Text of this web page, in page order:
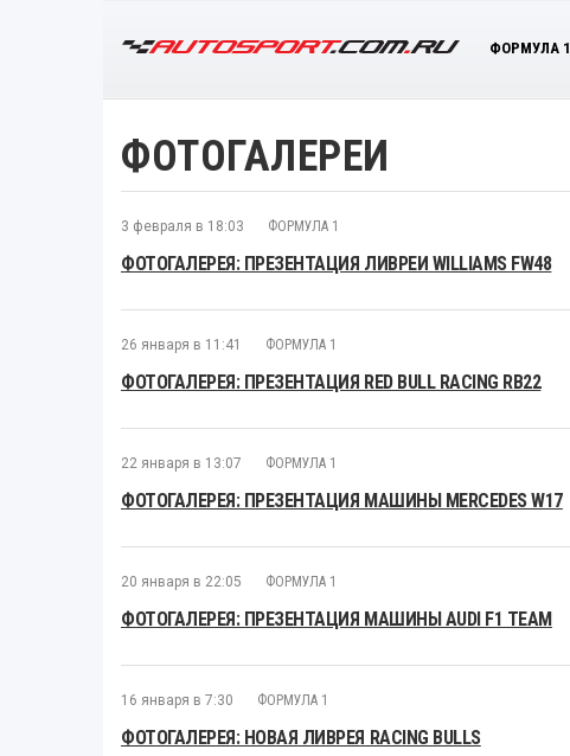
ФОРМУЛА 1
ФОТОГАЛЕРЕИ
3 февраля в 18:03 ФОРМУЛА 1
ФОТОГАЛЕРЕЯ: ПРЕЗЕНТАЦИЯ ЛИВРЕИ WILLIAMS FW48
26 января в 11:41 ФОРМУЛА 1
ФОТОГАЛЕРЕЯ: ПРЕЗЕНТАЦИЯ RED BULL RACING RB22
22 января в 13:07 ФОРМУЛА 1
ФОТОГАЛЕРЕЯ: ПРЕЗЕНТАЦИЯ МАШИНЫ MERCEDES W17
20 января в 22:05 ФОРМУЛА 1
ФОТОГАЛЕРЕЯ: ПРЕЗЕНТАЦИЯ МАШИНЫ AUDI F1 TEAM
16 января в 7:30 ФОРМУЛА 1
ФОТОГАЛЕРЕЯ: НОВАЯ ЛИВРЕЯ RACING BULLS